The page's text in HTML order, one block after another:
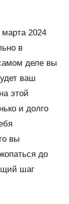
марта 2024
в
деле вы
ваш
этой
и долго
вы
до
шаг